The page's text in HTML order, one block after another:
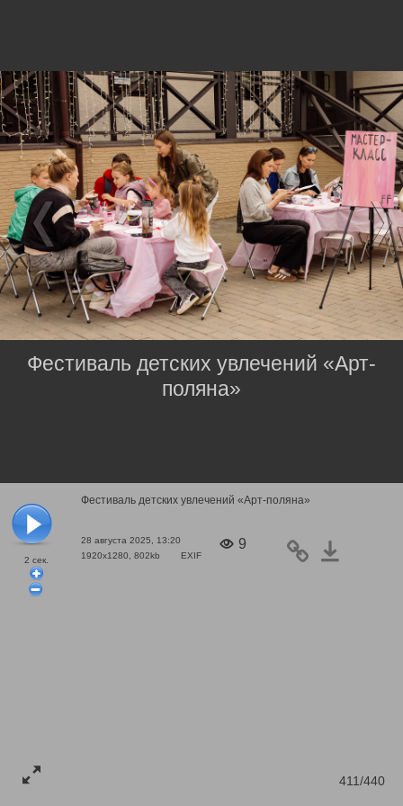
2 сек.
Фестиваль детских увлечений «Арт-поляна»
28 августа 2025, 13:20
1920x1280, 802kb
EXIF
9
411/440
Фестиваль детских увлечений «Арт-
поляна»